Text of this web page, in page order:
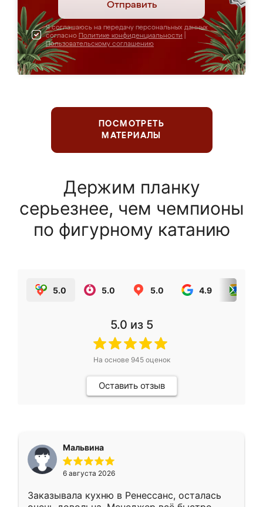
Отправить
Я соглашаюсь на передачу персональных данных
согласно Политике конфиденциальности
Пользовательскому соглашению
ПОСМОТРЕТЬ
МАТЕРИАЛЫ
Держим планку
серьезнее, чем чемпионы
по фигурному катанию
5.0 5.0 5.0 4.9
5.0 из 5
На основе 945оценок
Оставить отзыв
Мальвина
6 августа 2026
Заказывала кухню в Ренессанс, осталась